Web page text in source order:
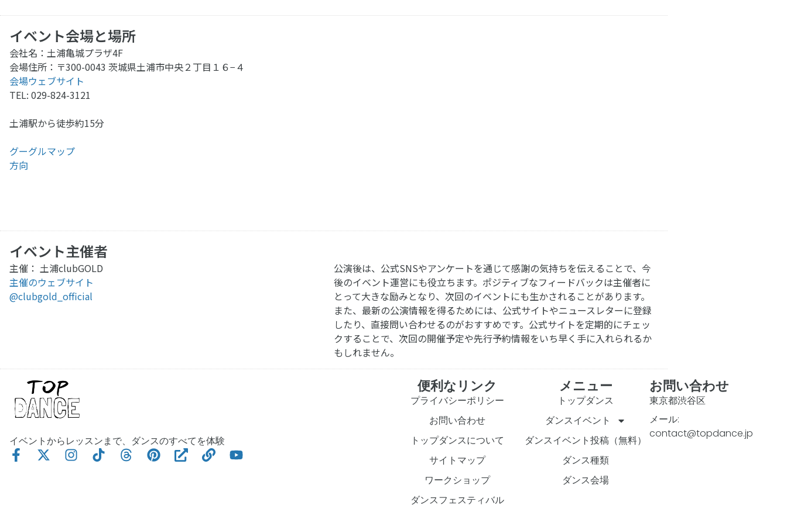
イベント会場と場所
会社名：土浦亀城プラザ4F
会場住所：〒300-0043 茨城県土浦市中央２丁目１６−４
会場ウェブサイト
TEL: 029-824-3121
土浦駅から徒歩約15分
グーグルマップ
方向
イベント主催者
主催： 土浦clubGOLD
主催のウェブサイト
@clubgold_official
公演後は、公式SNSやアンケートを通じて感謝の気持ちを伝えることで、今
後のイベント運営にも役立ちます。ポジティブなフィードバックは主催者に
とって大きな励みとなり、次回のイベントにも生かされることがあります。
また、最新の公演情報を得るためには、公式サイトやニュースレターに登録
したり、直接問い合わせるのがおすすめです。公式サイトを定期的にチェッ
クすることで、次回の開催予定や先行予約情報をいち早く手に入れられるか
もしれません。
イベントからレッスンまで、ダンスのすべてを体験
便利なリンク
プライバシーポリシー
お問い合わせ
トップダンスについて
サイトマップ
ワークショップ
ダンスフェスティバル
メニュー
トップダンス
ダンスイベント
ダンスイベント投稿（無料）
ダンス種類
ダンス会場
お問い合わせ
東京都渋谷区
メール:
contact@topdance.jp